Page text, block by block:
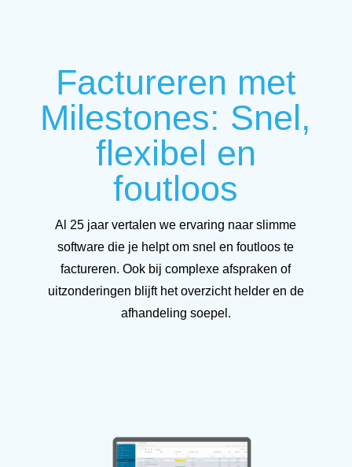
Factureren met
Milestones: Snel,
flexibel en
foutloos
Al 25 jaar vertalen we ervaring naar slimme
software die je helpt om snel en foutloos te
factureren. Ook bij complexe afspraken of
uitzonderingen blijft het overzicht helder en de
afhandeling soepel.